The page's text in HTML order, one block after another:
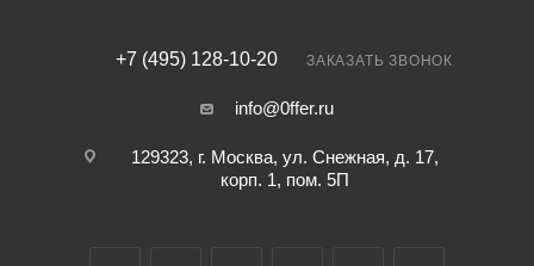
+7 (495) 128-10-20 ЗАКАЗАТЬ ЗВОНОК
info@0ffer.ru
129323, г. Москва, ул. Снежная, д. 17,
корп. 1, пом. 5П